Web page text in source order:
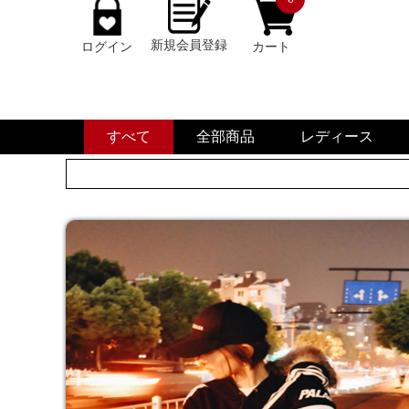
ログイン 新規会員登録 カート
すべて 全部商品 レディース